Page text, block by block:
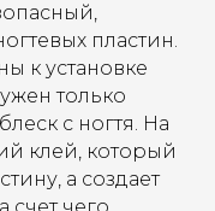
пластин.
к установке
только
с ногтя. На
клей, который
а создает